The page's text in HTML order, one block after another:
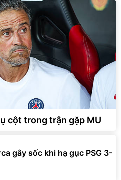
cột trong trận gặp MU
gây sốc khi hạ gục PSG 3-